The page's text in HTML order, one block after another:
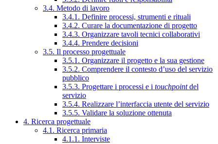
3.4. Metodo di lavoro
3.4.1. Definire processi, strumenti e rituali
3.4.2. Curare la documentazione di progetto
3.4.3. Organizzare tavoli tecnici collaborativi
3.4.4. Prendere decisioni
3.5. Il processo progettuale
3.5.1. Organizzare il progetto e la sua gestione
3.5.2. Comprendere il contesto d’uso del servizio
pubblico
3.5.3. Progettare i processi e i touchpointdel
servizio
3.5.4. Realizzare l’interfaccia utente del servizio
3.5.5. Validare la soluzione ottenuta
4. Ricerca progettuale
4.1. Ricerca primaria
4.1.1. Interviste